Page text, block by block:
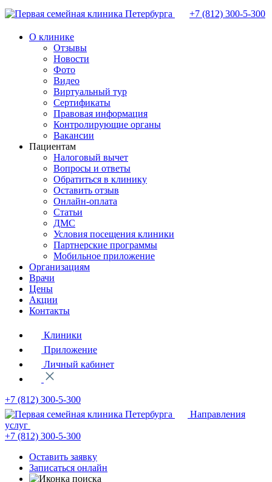
+7 (812) 300-5-300
О клинике
Отзывы
Новости
Фото
Видео
Виртуальный тур
Сертификаты
Правовая информация
Контролирующие органы
Вакансии
Пациентам
Налоговый вычет
Вопросы и ответы
Обратиться в клинику
Оставить отзыв
Онлайн-оплата
Статьи
ДМС
Условия посещения клиники
Партнерские программы
Мобильное приложение
Организациям
Врачи
Цены
Акции
Контакты
Клиники
Приложение
Личный кабинет
+7 (812) 300-5-300
Направления
услуг
+7 (812) 300-5-300
Оставить заявку
Записаться онлайн